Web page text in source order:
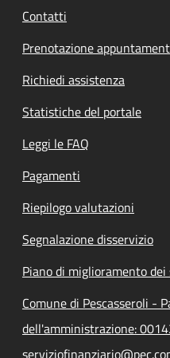
Contatti
Prenotazione
Richiedi assistenza
Statistiche del portale
Leggi le FAQ
Pagamenti
Riepilogo valutazioni
Segnalazione disservizio
Piano di miglioramento dei
Comune di Pescasseroli -
dell'amministrazione: